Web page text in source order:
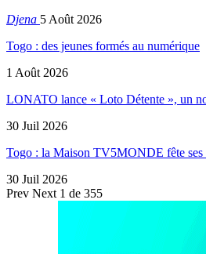
Djena 5 Août 2026
Togo : des jeunes formés au numérique
1 Août 2026
LONATO lance « Loto Détente », un
30 Juil 2026
Togo : la Maison TV5MONDE fête ses
30 Juil 2026
Prev Next 1 de 355